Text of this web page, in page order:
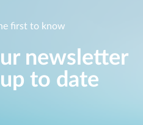
first to know
newsletter
to date